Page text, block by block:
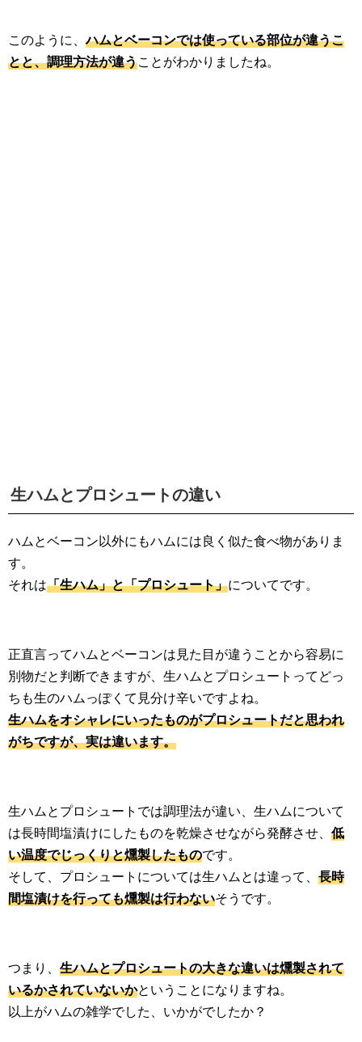
このように、ハムとベーコンでは使っている部位が違うこ
とと、調理方法が違うことがわかりましたね。
生ハムとプロシュートの違い
ハムとベーコン以外にもハムには良く似た食べ物がありま
す。
それは「生ハム」と「プロシュート」についてです。
正直言ってハムとベーコンは見た目が違うことから容易に
別物だと判断できますが、生ハムとプロシュートってどっ
ちも生のハムっぽくて見分け辛いですよね。
生ハムをオシャレにいったものがプロシュートだと思われ
がちですが、実は違います。
生ハムとプロシュートでは調理法が違い、生ハムについて
は長時間塩漬けにしたものを乾燥させながら発酵させ、 低
い温度でじっくりと燻製したものです。
そして、プロシュートについては生ハムとは違って、 長時
間塩漬けを行っても燻製は行わないそうです。
つまり、 生ハムとプロシュートの大きな違いは燻製されて
いるかされていないかということになりますね。
以上がハムの雑学でした、いかがでしたか？